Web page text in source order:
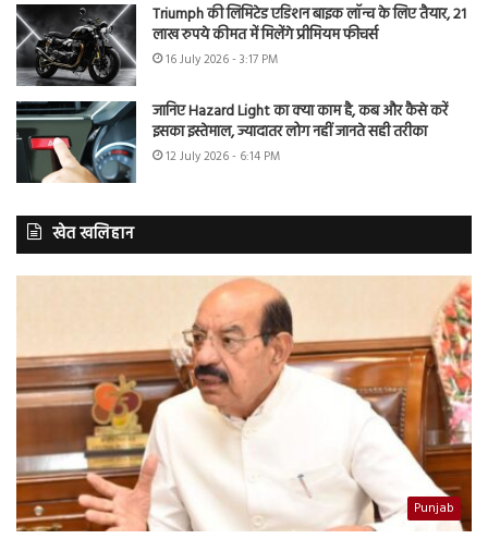
Triumph की लिमिटेड एडिशन बाइक लॉन्च के लिए तैयार, 21
लाख रुपये कीमत में मिलेंगे प्रीमियम फीचर्स
16 July 2026 - 3:17 PM
जानिए Hazard Light का क्या काम है, कब और कैसे करें
इसका इस्तेमाल, ज्यादातर लोग नहीं जानते सही तरीका
12 July 2026 - 6:14 PM
खेत खलिहान
Punjab